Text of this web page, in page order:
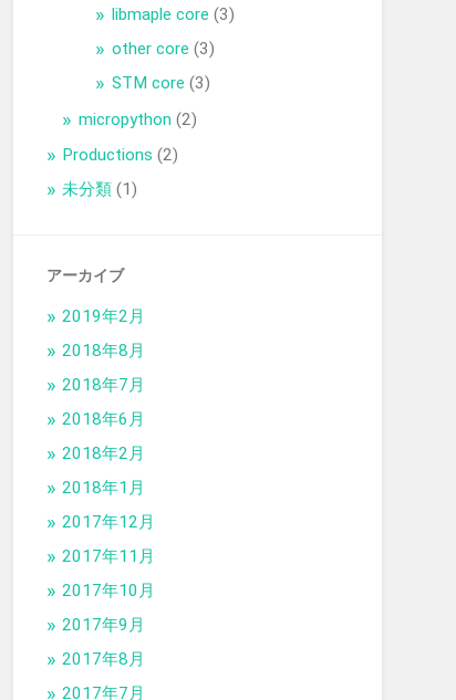
libmaple core (3)
other core (3)
STM core (3)
micropython (2)
Productions (2)
未分類 (1)
アーカイブ
2019年2月
2018年8月
2018年7月
2018年6月
2018年2月
2018年1月
2017年12月
2017年11月
2017年10月
2017年9月
2017年8月
2017年7月